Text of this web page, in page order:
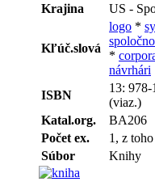
Krajina
US -
Kľúč.slová
logo *
*
návrhári
ISBN
13:
(viaz.)
Katal.org.
BA206
Počet ex.
1, z
Súbor
Knihy